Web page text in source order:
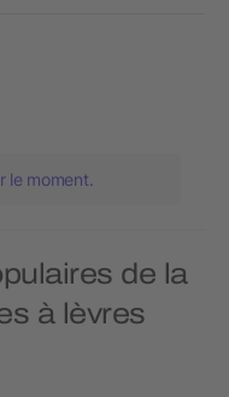
le moment.
de la
à lèvres